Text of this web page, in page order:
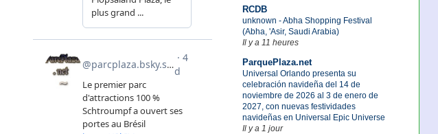
RCDB
unknown - Abha Shopping Festival
(Abha, 'Asir, Saudi Arabia)
Il y a 11 heures
ParquePlaza.net
Universal Orlando presenta su
celebración navideña del 14 de
noviembre de 2026 al 3 de enero de
2027, con nuevas festividades
navideñas en Universal Epic Universe
Il y a 1 jour